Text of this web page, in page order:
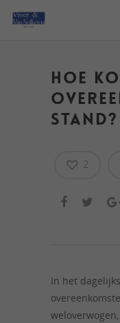
Hoe
stand?
2
In het